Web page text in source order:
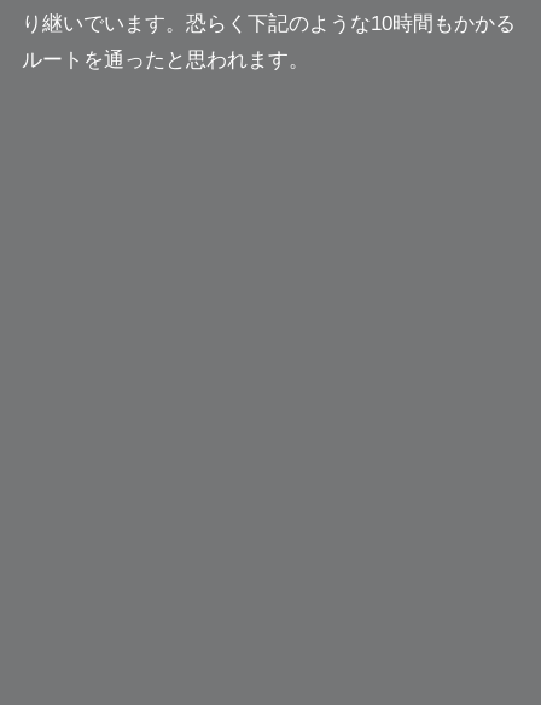
り継いでいます。恐らく下記のような10時間もかかる
ルートを通ったと思われます。